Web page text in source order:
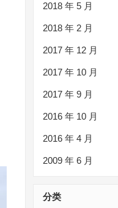
2018 年 5 月
2018 年 2 月
2017 年 12 月
2017 年 10 月
2017 年 9 月
2016 年 10 月
2016 年 4 月
2009 年 6 月
分类